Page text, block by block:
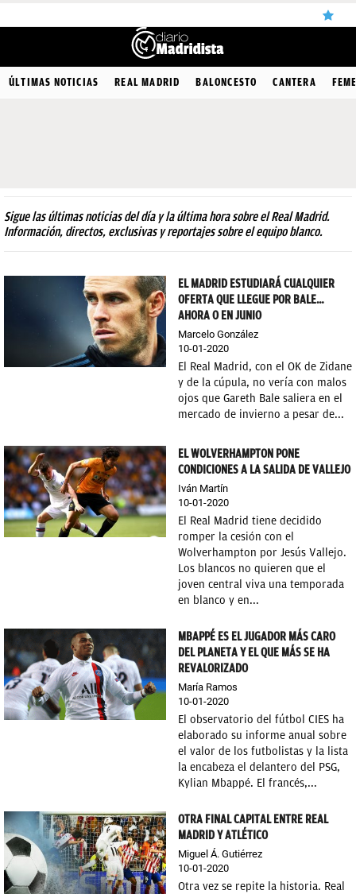
ÚLTIMAS
CANTERA
FEMENINO
PAPARAZZI
ÚLTIMAS NOTICIAS REAL MADRID BALONCESTO CANTERA
Sigue las últimas noticias del día y la última hora sobre el Real Madrid.
Información, directos, exclusivas y reportajes sobre el equipo blanco.
EL MADRID ESTUDIARÁ CUALQUIER
OFERTA QUE LLEGUE POR BALE…
AHORA O EN JUNIO
Marcelo González
10-01-2020
El Real Madrid, con el OK de Zidane
y de la cúpula, no vería con malos
ojos que Gareth Bale saliera en el
mercado de invierno a pesar de...
EL WOLVERHAMPTON PONE
CONDICIONES A LA SALIDA DE VALLEJO
Iván Martín
10-01-2020
El Real Madrid tiene decidido
romper la cesión con el
Wolverhampton por Jesús Vallejo.
Los blancos no quieren que el
joven central viva una temporada
en blanco y en...
MBAPPÉ ES EL JUGADOR MÁS CARO
DEL PLANETA Y EL QUE MÁS SE HA
REVALORIZADO
María Ramos
10-01-2020
El observatorio del fútbol CIES ha
elaborado su informe anual sobre
el valor de los futbolistas y la lista
la encabeza el delantero del PSG,
Kylian Mbappé. El francés,...
OTRA FINAL CAPITAL ENTRE REAL
MADRID Y ATLÉTICO
Miguel Á. Gutiérrez
10-01-2020
Otra vez se repite la historia. Real